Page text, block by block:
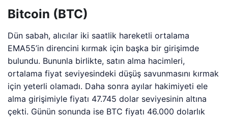
Bitcoin (BTC)
Dün sabah, alıcılar iki saatlik hareketli ortalama
EMA55’in direncini kırmak için başka bir girişimde
bulundu. Bununla birlikte, satın alma hacimleri,
ortalama fiyat seviyesindeki düşüş savunmasını kırmak
için yeterli olamadı. Daha sonra ayılar hakimiyeti ele
alma girişimiyle fiyatı 47.745 dolar seviyesinin altına
çekti. Günün sonunda ise BTC fiyatı 46.000 dolarlık